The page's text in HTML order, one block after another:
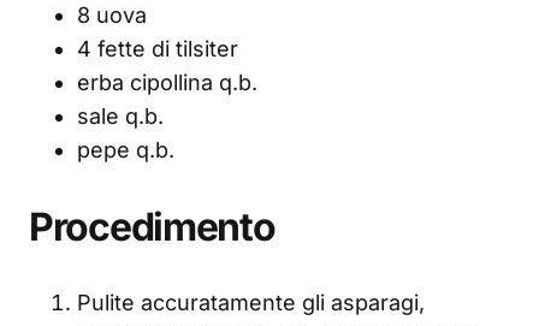
8 uova
4 fette di tilsiter
erba cipollina q.b.
sale q.b.
pepe q.b.
Procedimento
Pulite accuratamente gli asparagi,